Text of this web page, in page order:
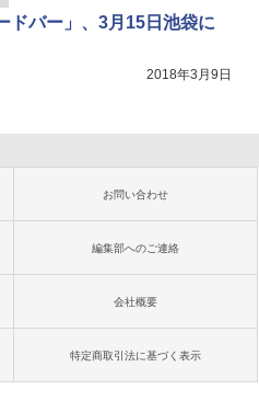
ドバー」、3月15日池袋に
2018年3月9日
お問い合わせ
編集部へのご連絡
会社概要
特定商取引法に基づく表示